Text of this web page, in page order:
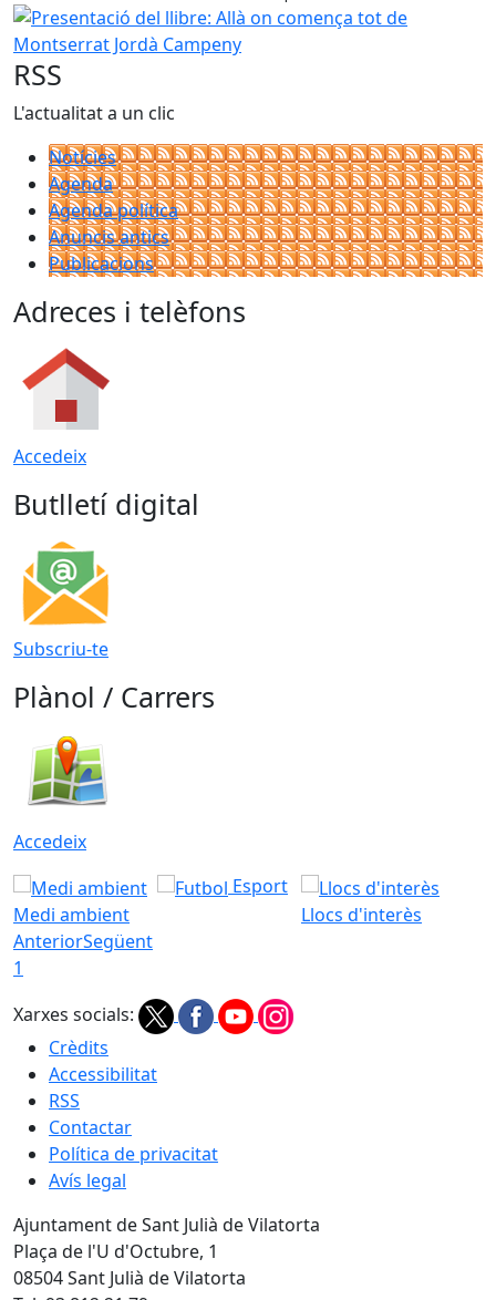
Presentació del llibre: Allà on comença tot de Montserrat
RSS
L'actualitat a un clic
Notícies
Agenda
Agenda política
Anuncis antics
Publicacions
Adreces i telèfons
Accedeix
Butlletí digital
Subscriu-te
Plànol / Carrers
Accedeix
Medi ambient
Esport
Llocs d'interès
AnteriorSegüent
1
Xarxes socials:
Crèdits
Accessibilitat
RSS
Contactar
Política de privacitat
Avís legal
Ajuntament de Sant Julià de Vilatorta
Plaça de l'U d'Octubre, 1
08504 Sant Julià de Vilatorta